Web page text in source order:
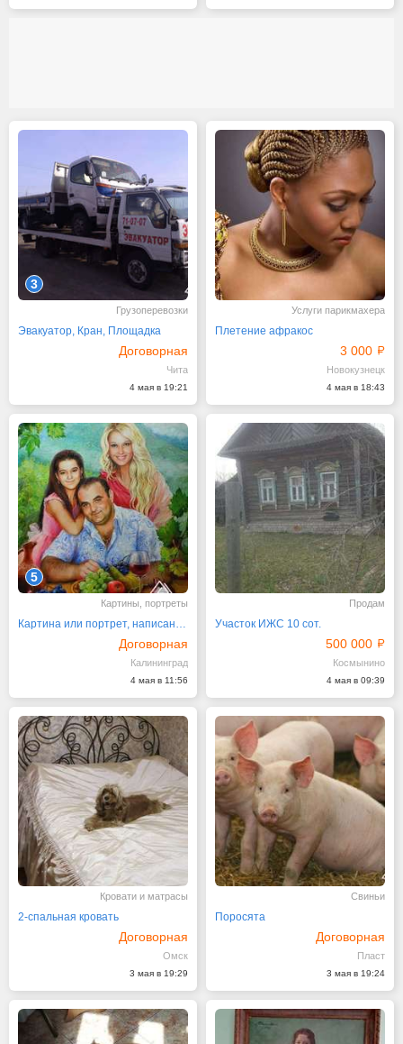
3
Грузоперевозки
Эвакуатор, Кран, Площадка
Договорная
Чита
4 мая в 19:21
Услуги парикмахера
Плетение афракос
3 000
Новокузнецк
4 мая в 18:43
5
Картины, портреты
Картина или портрет, написанные маслом
Договорная
Калининград
4 мая в 11:56
Продам
Участок ИЖС 10 сот.
500 000
Космынино
4 мая в 09:39
Кровати и матрасы
2-спальная кровать
Договорная
Омск
3 мая в 19:29
Свиньи
Поросята
Договорная
Пласт
3 мая в 19:24